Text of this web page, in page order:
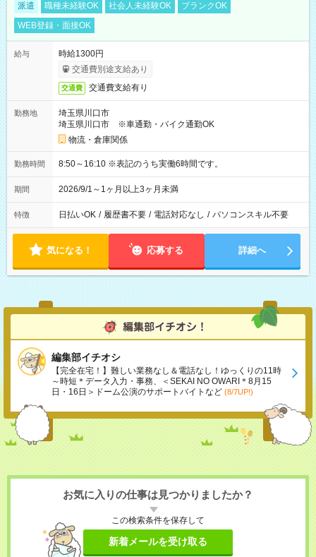
派遣 職種未経験OK 社会人未経験OK
ブランクOK
WEB登録・面接OK
給与
時給1300円
交通費別途支給あり
交通費 交通費支給有り
勤務地
埼玉県川口市
埼玉県川口市 ※車通勤・バイク通勤OK
物流・倉庫関係
勤務時間 8:50～16:10 ※表記のうち実働6時間です。
期間 2026/9/1～1ヶ月以上3ヶ月未満
特徴 日払いOK / 履歴書不要 / 電話対応なし / パソコンスキル不要
気になる！ 応募する 詳細へ
編集部イチオシ
【完全在宅！】難しい業務なし＆電話なし！ゆっくりの11時
～時短＊データ入力・事務、＜SEKAI NO OWARI＊8月15
日・16日＞ドーム公演のサポートバイトなど (8/7UP!)
お気に入りの仕事は見つかりましたか？
この検索条件を保存して
新着メールを受け取る